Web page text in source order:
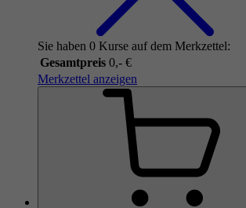
Sie haben 0 Kurse auf dem Merkzettel:
Gesamtpreis 0,- €
Merkzettel anzeigen